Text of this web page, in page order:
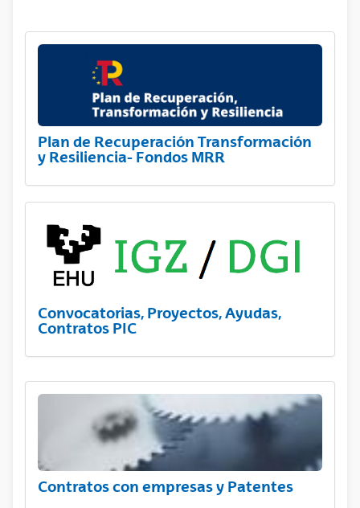
Plan de Recuperación Transformación
y Resiliencia- Fondos MRR
Convocatorias, Proyectos, Ayudas,
Contratos PIC
Contratos con empresas y Patentes